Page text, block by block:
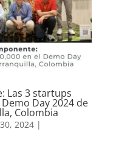
Las 3 startups
Day 2024 de
Colombia
2024|